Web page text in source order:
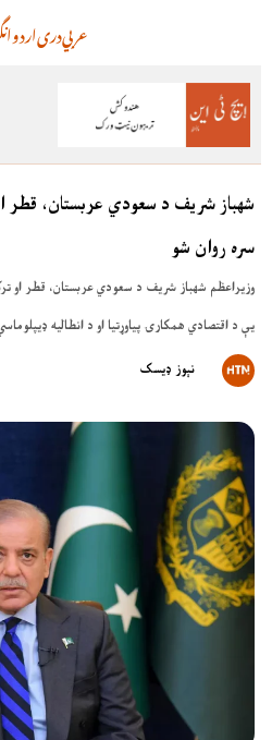
اردودریعربي
شهباز شریف د سعودي عربستان، قطر
سره روان شو
وزیراعظم شهباز شریف د سعودي عربستان، قطر او
یې د اقتصادي همکارۍ پیاوړتیا او د انطالیه
نېوز ډیسک